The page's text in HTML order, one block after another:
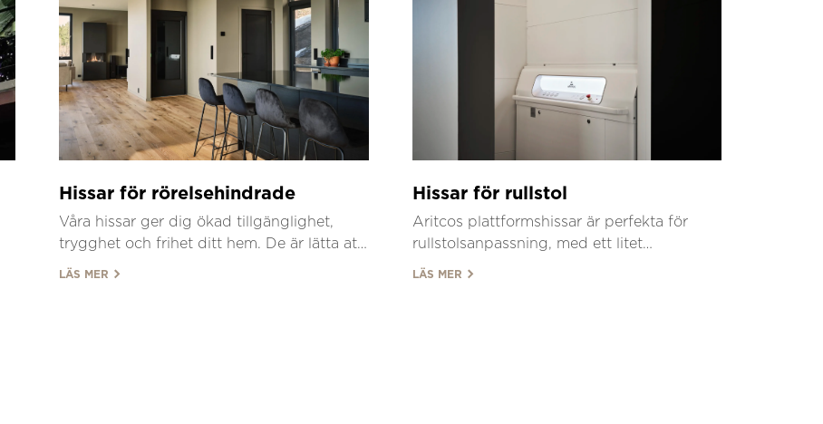
Hissar för rörelsehindrade
Våra hissar ger dig ökad tillgänglighet,
trygghet och frihet ditt hem. De är lätta att
eftermontera och tar inte mycket mer plats
LÄS MER
Hissar för rullstol
Aritcos plattformshissar är perfekta för
rullstolsanpassning, med ett litet
fotavtryck, enkel installation och
LÄS MER